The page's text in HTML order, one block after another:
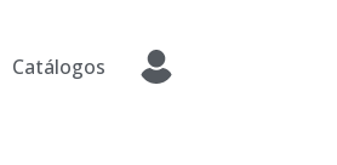
Catálogos